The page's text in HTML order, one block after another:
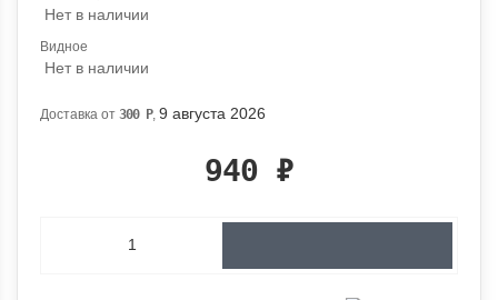
Нет в наличии
Видное
Нет в наличии
Доставка от 300 Р, 9 августа 2026
940 ₽